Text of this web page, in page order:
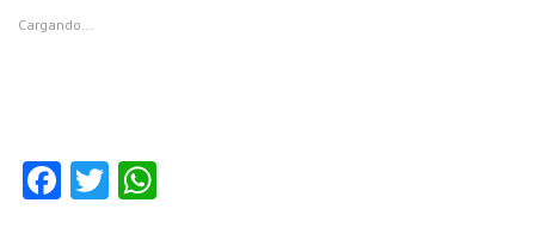
Cargando...
Fa T